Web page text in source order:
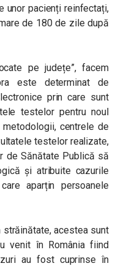
unor pacienți reinfectați,
de 180 de zile după
pe județe”, facem
este determinat de
prin care sunt
testelor pentru noul
centrele de
testelor realizate,
de Sănătate Publică să
și atribuite cazurile
aparțin persoanele
acestea sunt
venit în România fiind
au fost cuprinse în